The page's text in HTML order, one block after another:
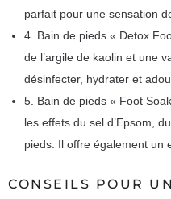
parfait pour une sensation
4. Bain de pieds « Detox
de l’argile de kaolin et une
désinfecter, hydrater et
5. Bain de pieds « Foot
les effets du sel d’Epsom,
pieds. Il offre également un
CONSEILS POUR